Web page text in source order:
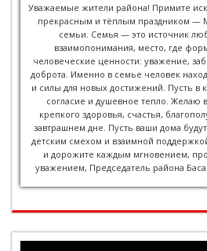
Уважаемые жители района! Примите
прекрасным и тёплым праздником —
семьи. Семья — это источник
взаимопонимания, место, где
человеческие ценности: уважение,
доброта. Именно в семье человек
и силы для новых достижений. Пусть в
согласие и душевное тепло. Желаю
крепкого здоровья, счастья,
завтрашнем дне. Пусть ваши дома
детским смехом и взаимной
и дорожите каждым мгновением,
уважением, Председатель района